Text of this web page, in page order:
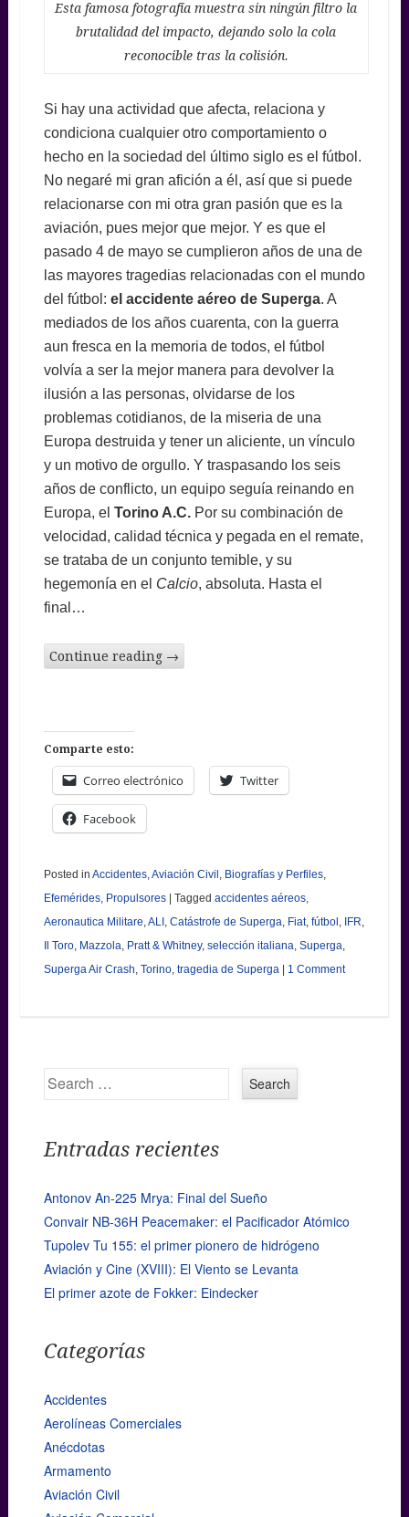
Esta famosa fotografía muestra sin ningún filtro la
brutalidad del impacto, dejando solo la cola
reconocible tras la colisión.
Si hay una actividad que afecta, relaciona y
condiciona cualquier otro comportamiento o
hecho en la sociedad del último siglo es el fútbol.
No negaré mi gran afición a él, así que si puede
relacionarse con mi otra gran pasión que es la
aviación, pues mejor que mejor. Y es que el
pasado 4 de mayo se cumplieron años de una de
las mayores tragedias relacionadas con el mundo
del fútbol: el accidente aéreo de Superga. A
mediados de los años cuarenta, con la guerra
aun fresca en la memoria de todos, el fútbol
volvía a ser la mejor manera para devolver la
ilusión a las personas, olvidarse de los
problemas cotidianos, de la miseria de una
Europa destruida y tener un aliciente, un vínculo
y un motivo de orgullo. Y traspasando los seis
años de conflicto, un equipo seguía reinando en
Europa, el Torino A.C.Por su combinación de
velocidad, calidad técnica y pegada en el remate,
se trataba de un conjunto temible, y su
hegemonía en el Calcio, absoluta. Hasta el
final…
Continue reading →
Comparte esto:
Correo electrónico Twitter
Facebook
Posted in Accidentes,Aviación Civil , Biografías y Perfiles,
Efemérides, Propulsores Tagged accidentes aéreos,
Aeronautica Militare,ALI , Catástrofe de Superga, Fiat, fútbol , IFR,
Il Toro, Mazzola, Pratt & Whitney, selección italiana, Superga,
Superga Air Crash, Torino, tragedia de Superga 1 Comment
Search
Entradas recientes
Antonov An-225 Mrya: Final del Sueño
Convair NB-36H Peacemaker: el Pacificador Atómico
Tupolev Tu 155: el primer pionero de hidrógeno
Aviación y Cine (XVIII): El Viento se Levanta
El primer azote de Fokker: Eindecker
Categorías
Accidentes
Aerolíneas Comerciales
Anécdotas
Armamento
Aviación Civil